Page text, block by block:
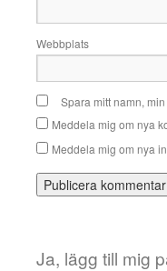
Webbplats
Spara mitt namn,
Meddela mig om nya
Meddela mig om nya
Ja, lägg till mig